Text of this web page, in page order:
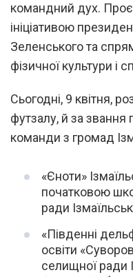
командний дух.
ініціативою
Зеленського та
фізичної культури і
Сьогодні, 9 квітня,
футзалу, й за звання
команди з громад
«Єноти»
початковою
ради
«Південні
освіти
селищної ради